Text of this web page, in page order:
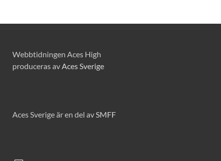
Webbtidningen Aces High
produceras avAces Sverige
Aces Sverige är en del avSMFF